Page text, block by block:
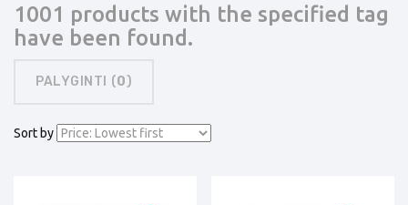
1001 products with the specified tag
have been found.
PALYGINTI (0)
Sort by